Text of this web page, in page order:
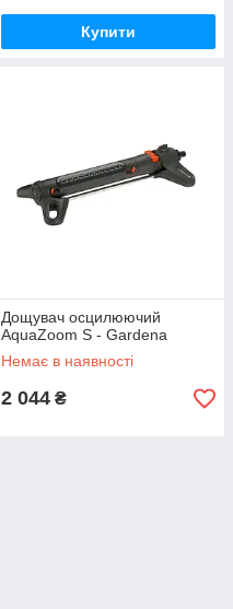
Купити
Дощувач осцилюючий
AquaZoom S - Gardena
Немає в наявності
2 044 ₴